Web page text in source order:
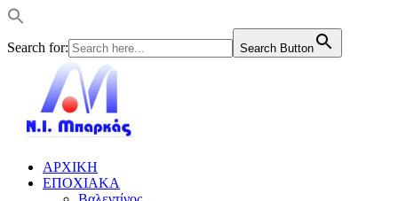
Search for: Search Button
ΑΡΧΙΚΗ
ΕΠΟΧΙΑΚΑ